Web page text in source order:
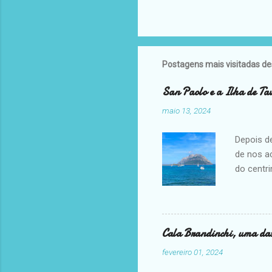
Postagens mais visitadas
San Paolo e a Ilha de
maio 13, 2024
Depois
de nos
do
conhece
comer
para a
Cala Brandinchi, uma
fevereiro 01, 2024